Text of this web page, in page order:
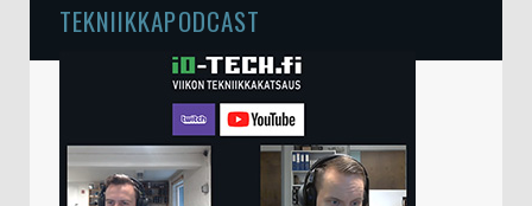
TEKNIIKKAPODCAST